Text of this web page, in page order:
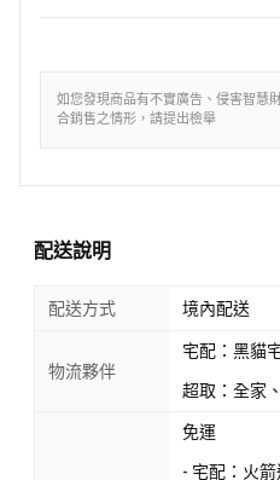
如您發現商品有不實廣告、侵害智慧
合銷售之情形，請提出檢舉
配送說明
配送方式 境內配送
物流夥伴
宅配：黑貓
超取：全家
免運
- 宅配：火